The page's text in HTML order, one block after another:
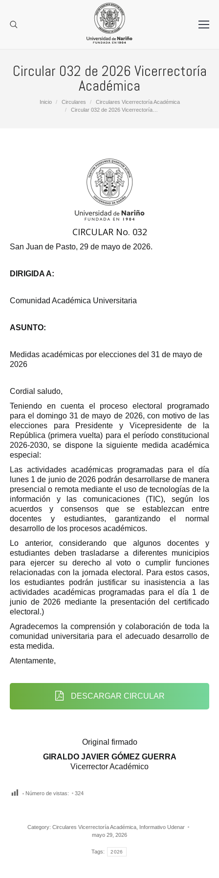
Circular 032 de 2026 Vicerrectoría
Académica
Estás aquí:
Inicio Circulares
Circulares Vicerrectoría Académica
Circular 032 de 2026 Vicerrectoría…
CIRCULAR No. 032
San Juan de Pasto, 29 de mayo de 2026.
DIRIGIDA A:
Comunidad Académica Universitaria
ASUNTO:
Medidas académicas por elecciones del 31 de mayo de
2026
Cordial saludo,
Teniendo en cuenta el proceso electoral programado
para el domingo 31 de mayo de 2026, con motivo de las
elecciones para Presidente y Vicepresidente de la
República (primera vuelta) para el período constitucional
2026-2030, se dispone la siguiente medida académica
especial:
Las actividades académicas programadas para el día
lunes 1 de junio de 2026 podrán desarrollarse de manera
presencial o remota mediante el uso de tecnologías de la
información y las comunicaciones (TIC), según los
acuerdos y consensos que se establezcan entre
docentes y estudiantes, garantizando el normal
desarrollo de los procesos académicos.
Lo anterior, considerando que algunos docentes y
estudiantes deben trasladarse a diferentes municipios
para ejercer su derecho al voto o cumplir funciones
relacionadas con la jornada electoral. Para estos casos,
los estudiantes podrán justificar su inasistencia a las
actividades académicas programadas para el día 1 de
junio de 2026 mediante la presentación del certificado
electoral.)
Agradecemos la comprensión y colaboración de toda la
comunidad universitaria para el adecuado desarrollo de
esta medida.
Atentamente,
DESCARGAR CIRCULAR
Original firmado
GIRALDO JAVIER GÓMEZ GUERRA
Vicerrector Académico
Número de vistas: 324
Category: Circulares Vicerrectoría Académica, Informativo Udenar
mayo 29, 2026
Tags: 2026